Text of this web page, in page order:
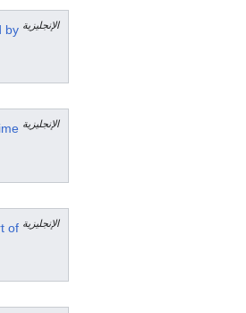
by الإنجليزية
الإنجليزية
of الإنجليزية